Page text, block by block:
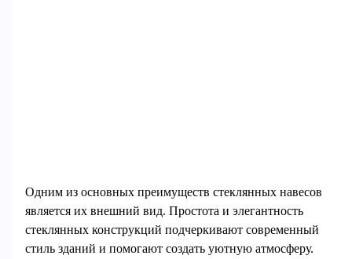
Одним из основных преимуществ стеклянных навесов
является их внешний вид. Простота и элегантность
стеклянных конструкций подчеркивают современный
стиль зданий и помогают создать уютную атмосферу.